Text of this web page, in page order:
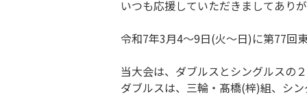
いつも応援していただきましてあり
令和7年3月4～9日(火～日)に第77回
当大会は、ダブルスとシングルスの
ダブルスは、三輪・髙橋(梓)組、シ